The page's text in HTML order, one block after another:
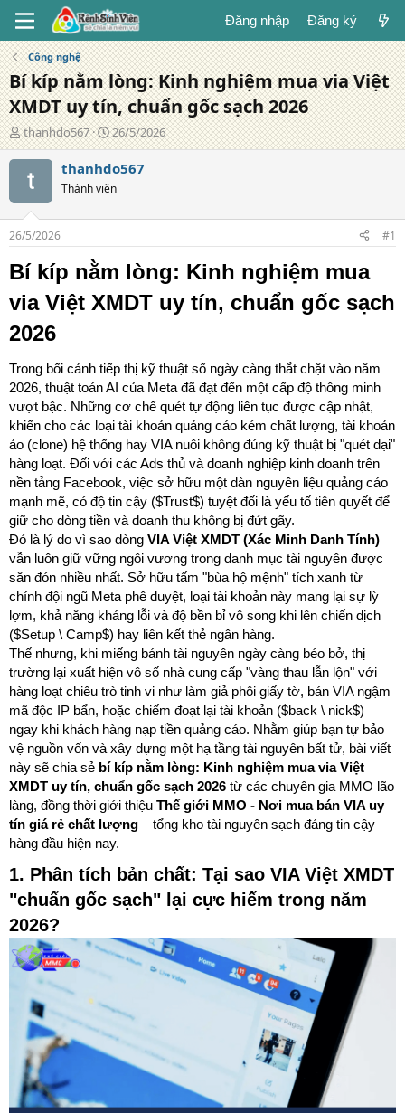
Đăng nhập Đăng ký
Công nghệ
Bí kíp nằm lòng: Kinh nghiệm mua via Việt
XMDT uy tín, chuẩn gốc sạch 2026
T
á
c
g
ả
thanhdo567
N
g
à
đ
g
26/5/2026
thanhdo567
Thành viên
26/5/2026 #1
Bí kíp nằm lòng: Kinh nghiệm mua
via Việt XMDT uy tín, chuẩn gốc sạch
2026
Trong bối cảnh tiếp thị kỹ thuật số ngày càng thắt chặt vào năm
2026, thuật toán AI của Meta đã đạt đến một cấp độ thông minh
vượt bậc. Những cơ chế quét tự động liên tục được cập nhật,
khiến cho các loại tài khoản quảng cáo kém chất lượng, tài khoản
ảo (clone) hệ thống hay VIA nuôi không đúng kỹ thuật bị "quét dại"
hàng loạt. Đối với các Ads thủ và doanh nghiệp kinh doanh trên
nền tảng Facebook, việc sở hữu một dàn nguyên liệu quảng cáo
mạnh mẽ, có độ tin cậy ($Trust$) tuyệt đối là yếu tố tiên quyết để
giữ cho dòng tiền và doanh thu không bị đứt gãy.
Đó là lý do vì sao dòng VIA Việt XMDT (Xác Minh Danh Tính)
vẫn luôn giữ vững ngôi vương trong danh mục tài nguyên được
săn đón nhiều nhất. Sở hữu tấm "bùa hộ mệnh" tích xanh từ
chính đội ngũ Meta phê duyệt, loại tài khoản này mang lại sự lỳ
lợm, khả năng kháng lỗi và độ bền bỉ vô song khi lên chiến dịch
($Setup \ Camp$) hay liên kết thẻ ngân hàng.
Thế nhưng, khi miếng bánh tài nguyên ngày càng béo bở, thị
trường lại xuất hiện vô số nhà cung cấp "vàng thau lẫn lộn" với
hàng loạt chiêu trò tinh vi như làm giả phôi giấy tờ, bán VIA ngậm
mã độc IP bẩn, hoặc chiếm đoạt lại tài khoản ($back \ nick$)
ngay khi khách hàng nạp tiền quảng cáo. Nhằm giúp bạn tự bảo
vệ nguồn vốn và xây dựng một hạ tầng tài nguyên bất tử, bài viết
này sẽ chia sẻ bí kíp nằm lòng: Kinh nghiệm mua via Việt
XMDT uy tín, chuẩn gốc sạch 2026 từ các chuyên gia MMO lão
làng, đồng thời giới thiệu Thế giới MMO - Nơi mua bán VIA uy
tín giá rẻ chất lượng – tổng kho tài nguyên sạch đáng tin cậy
hàng đầu hiện nay.
1. Phân tích bản chất: Tại sao VIA Việt XMDT
"chuẩn gốc sạch" lại cực hiếm trong năm
2026?